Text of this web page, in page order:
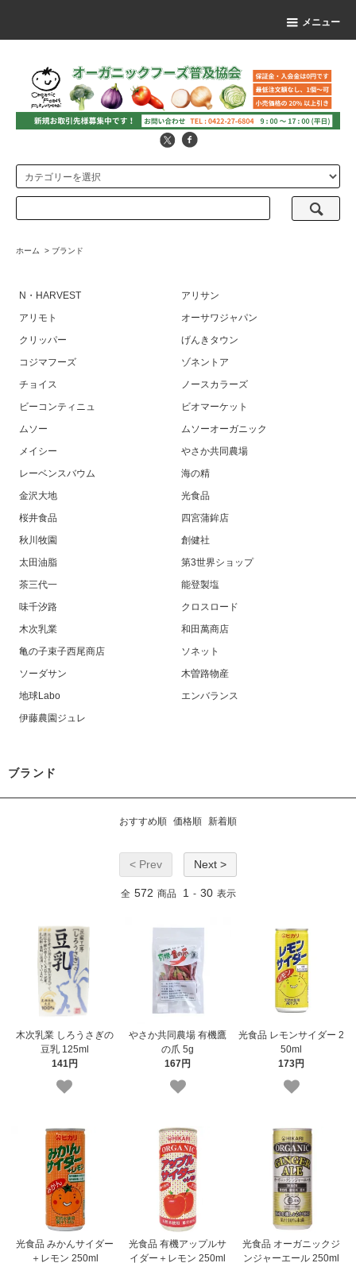
メニュー
ホーム > ブランド
N・HARVEST
アリサン
アリモト
オーサワジャパン
クリッパー
げんきタウン
コジマフーズ
ゾネントア
チョイス
ノースカラーズ
ビーコンティニュ
ビオマーケット
ムソー
ムソーオーガニック
メイシー
やさか共同農場
レーベンスバウム
海の精
金沢大地
光食品
桜井食品
四宮蒲鉾店
秋川牧園
創健社
太田油脂
第3世界ショップ
茶三代一
能登製塩
味千汐路
クロスロード
木次乳業
和田萬商店
亀の子束子西尾商店
ソネット
ソーダサン
木曽路物産
地球Labo
エンバランス
伊藤農園ジュレ
ブランド
おすすめ順 価格順 新着順
< Prev Next >
全 572 商品 1 - 30 表示
木次乳業 しろうさぎの
豆乳 125ml
141円
やさか共同農場 有機鷹
の爪 5g
167円
光食品 レモンサイダー 2
50ml
173円
光食品 みかんサイダー
＋レモン 250ml
光食品 有機アップルサ
イダー＋レモン 250ml
光食品 オーガニックジ
ンジャーエール 250ml